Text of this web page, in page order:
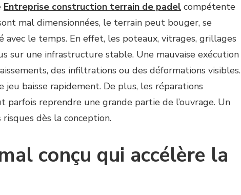
Entreprise construction terrain de padel compétente
mal dimensionnées, le terrain peut bouger, se
avec le temps. En effet, les poteaux, vitrages, grillages
sur une infrastructure stable. Une mauvaise exécution
des infiltrations ou des déformations visibles.
jeu baisse rapidement. De plus, les réparations
parfois reprendre une grande partie de l’ouvrage. Un
dès la conception.
conçu qui accélère la